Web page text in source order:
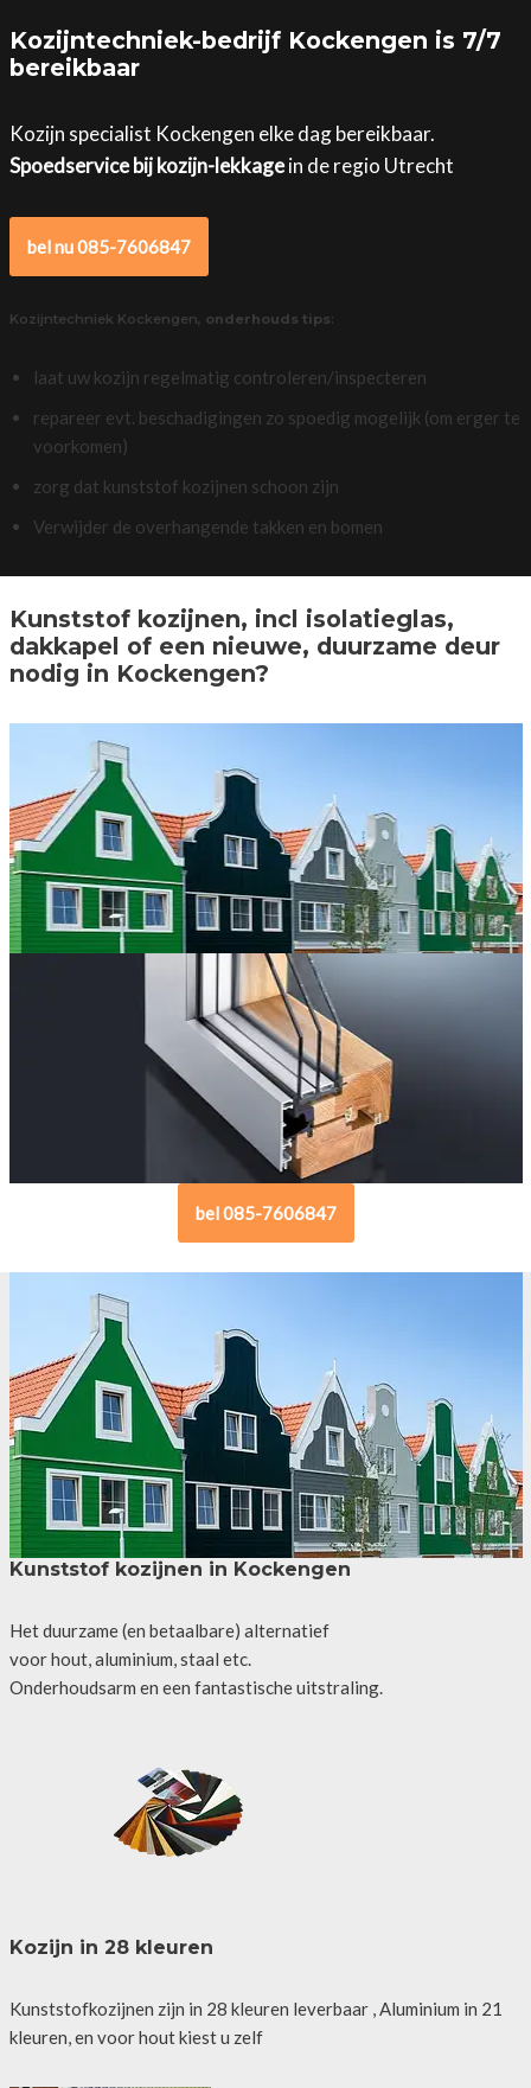
Kozijntechniek-bedrijf Kockengen is 7/7
bereikbaar
Kozijn specialist Kockengen elke dag bereikbaar.
Spoedservice bij kozijn-lekkagein de regio Utrecht
bel nu 085-7606847
Kozijntechniek Kockengen, onderhouds tips:
laat uw kozijn regelmatig controleren/inspecteren
repareer evt. beschadigingen zo spoedig mogelijk (om erger te
voorkomen)
zorg dat kunststof kozijnen schoon zijn
Verwijder de overhangende takken en bomen
Kunststof kozijnen, incl isolatieglas,
dakkapel of een nieuwe, duurzame deur
nodig in Kockengen?
bel 085-7606847
Kunststof kozijnen in Kockengen
Het duurzame (en betaalbare) alternatief
voor hout, aluminium, staal etc.
Onderhoudsarm en een fantastische uitstraling.
Kozijn in 28 kleuren
Kunststofkozijnen zijn in 28 kleuren leverbaar , Aluminium in 21
kleuren, en voor hout kiest u zelf